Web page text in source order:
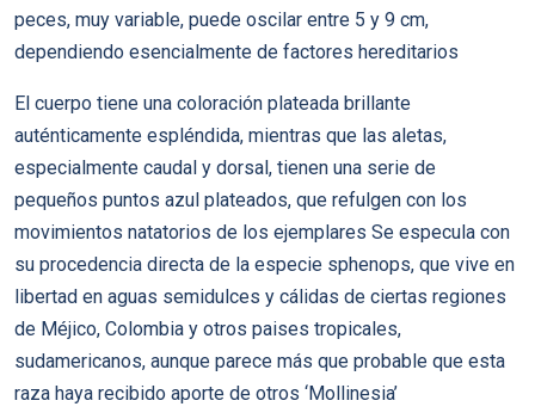
peces, muy variable, puede oscilar entre 5 y 9 cm,
dependiendo esencialmente de factores hereditarios
El cuerpo tiene una coloración plateada brillante
auténticamente espléndida, mientras que las aletas,
especialmente caudal y dorsal, tienen una serie de
pequeños puntos azul plateados, que refulgen con los
movimientos natatorios de los ejemplares Se especula con
su procedencia directa de la especie sphenops, que vive en
libertad en aguas semidulces y cálidas de ciertas regiones
de Méjico, Colombia y otros paises tropicales,
sudamericanos, aunque parece más que probable que esta
raza haya recibido aporte de otros ‘Mollinesia’